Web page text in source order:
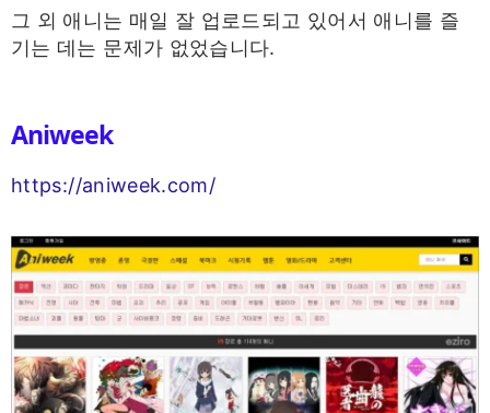
그 외 애니는 매일 잘 업로드되고 있어서 애니를 즐
기는 데는 문제가 없었습니다.
Aniweek
https://aniweek.com/